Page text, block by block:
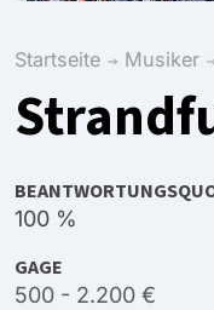
Startseite Musiker
100 %
GAGE
500 - 2.200 €